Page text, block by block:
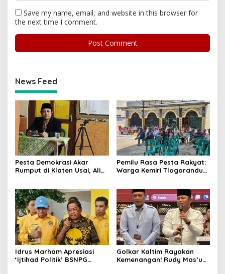
Save my name, email, and website in this browser for
the next time I comment.
News Feed
Pesta Demokrasi Akar
Rumput di Klaten Usai, Alim
Pemilu Rasa Pesta Rakyat:
Warga Kemiri Tlogorandu
Prize Menarik!
Idrus Marham Apresiasi
‘Ijtihad Politik’ BSNPG
Golkar Kaltim Rayakan
Kemenangan! Rudy Mas’ud-